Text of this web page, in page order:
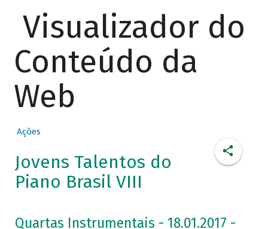
Visualizador do
Conteúdo da
Web
Ações
Jovens Talentos do
Piano Brasil VIII
Quartas Instrumentais - 18.01.2017 -